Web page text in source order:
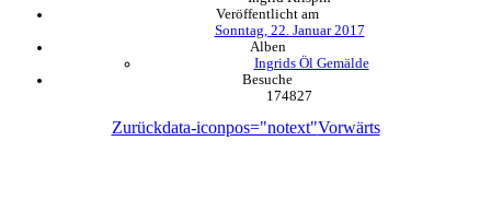
Veröffentlicht am
Sonntag, 22. Januar 2017
Alben
Ingrids Öl Gemälde
Besuche
174827
Zurückdata-iconpos="notext"Vorwärts